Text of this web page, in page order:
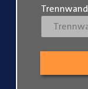
Trennwand